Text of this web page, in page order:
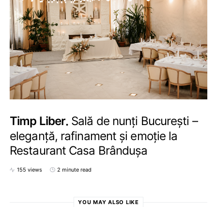
Timp Liber Sală de nunți București –
eleganță, rafinament și emoție la
Restaurant Casa Brândușa
155 views 2 minute read
YOU MAY ALSO LIKE